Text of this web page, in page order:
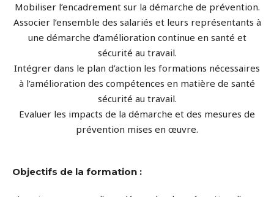
Mobiliser l’encadrement sur la démarche de prévention.
Associer l’ensemble des salariés et leurs représentants à
une démarche d’amélioration continue en santé et
sécurité au travail.
Intégrer dans le plan d’action les formations nécessaires
à l’amélioration des compétences en matière de santé
sécurité au travail.
Evaluer les impacts de la démarche et des mesures de
prévention mises en œuvre.
Objectifs de la formation :